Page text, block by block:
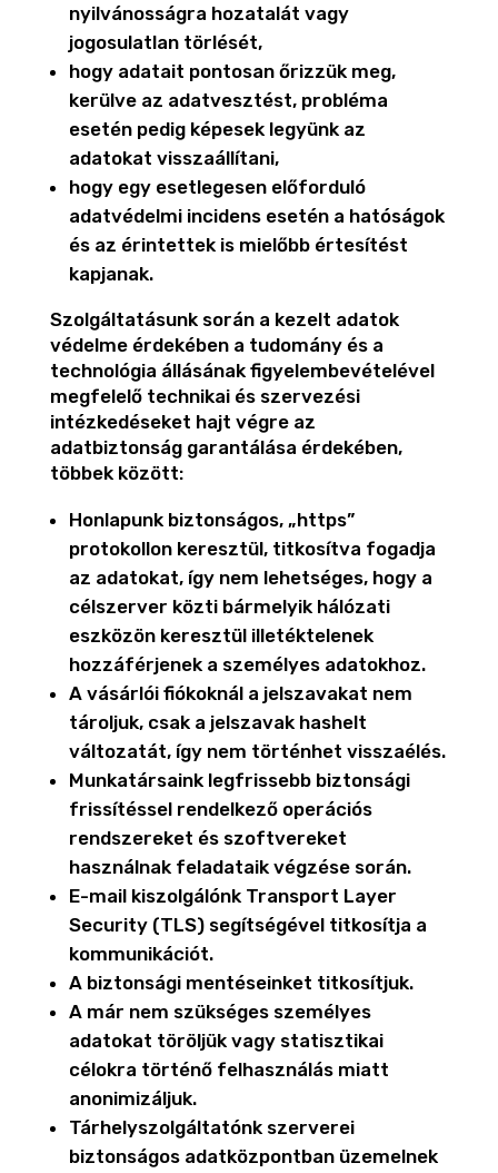
nyilvánosságra hozatalát vagy
jogosulatlan törlését,
hogy adatait pontosan őrizzük meg,
kerülve az adatvesztést, probléma
esetén pedig képesek legyünk az
adatokat visszaállítani,
hogy egy esetlegesen előforduló
adatvédelmi incidens esetén a hatóságok
és az érintettek is mielőbb értesítést
kapjanak.
Szolgáltatásunk során a kezelt adatok
védelme érdekében a tudomány és a
technológia állásának figyelembevételével
megfelelő technikai és szervezési
intézkedéseket hajt végre az
adatbiztonság garantálása érdekében,
többek között:
Honlapunk biztonságos, „https”
protokollon keresztül, titkosítva fogadja
az adatokat, így nem lehetséges, hogy a
célszerver közti bármelyik hálózati
eszközön keresztül illetéktelenek
hozzáférjenek a személyes adatokhoz.
A vásárlói fiókoknál a jelszavakat nem
tároljuk, csak a jelszavak hashelt
változatát, így nem történhet visszaélés.
Munkatársaink legfrissebb biztonsági
frissítéssel rendelkező operációs
rendszereket és szoftvereket
használnak feladataik végzése során.
E-mail kiszolgálónk Transport Layer
Security (TLS) segítségével titkosítja a
kommunikációt.
A biztonsági mentéseinket titkosítjuk.
A már nem szükséges személyes
adatokat töröljük vagy statisztikai
célokra történő felhasználás miatt
anonimizáljuk.
Tárhelyszolgáltatónk szerverei
biztonságos adatközpontban üzemelnek